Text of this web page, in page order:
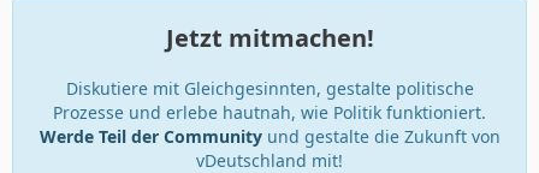
Jetzt mitmachen!
Diskutiere mit Gleichgesinnten, gestalte politische
Prozesse und erlebe hautnah, wie Politik funktioniert.
Werde Teil der Communityund gestalte die Zukunft von
vDeutschland mit!